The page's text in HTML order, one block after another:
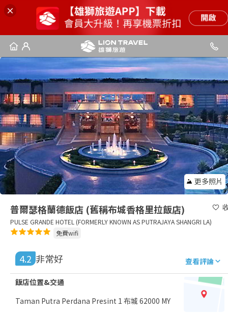
更多照片
普爾瑟格蘭德飯店 (舊稱布城香格里拉飯店)
PULSE GRANDE HOTEL (FORMERLY KNOWN AS PUTRAJAYA SHANGRI LA)
免費wifi
4.2 非常好 查看評論
飯店位置&交通
Taman Putra Perdana Presint 1 布城 62000 MY